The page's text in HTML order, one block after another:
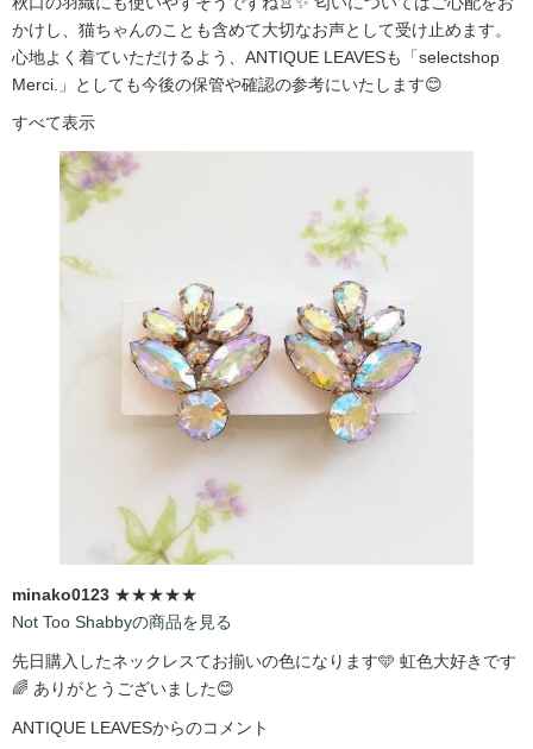
かけし、猫ちゃんのことも含めて大切なお声として受け止めます。
心地よく着ていただけるよう、ANTIQUE LEAVESも「selectshop
Merci.」としても今後の保管や確認の参考にいたします😊
すべて表示
minako0123 ★★★★★
Not Too Shabbyの商品を見る
先日購入したネックレスてお揃いの色になります🩵 虹色大好きです
🌈 ありがとうございました😊
ANTIQUE LEAVESからのコメント